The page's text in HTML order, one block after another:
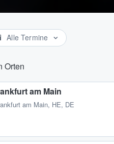
Alle Termine
Orten
am Main
am Main, HE, DE